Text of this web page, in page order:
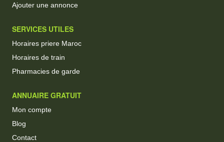
Ajouter une annonce
SERVICES UTILES
Horaires priere Maroc
Horaires de train
Pharmacies de garde
ANNUAIRE GRATUIT
Mon compte
Blog
Contact